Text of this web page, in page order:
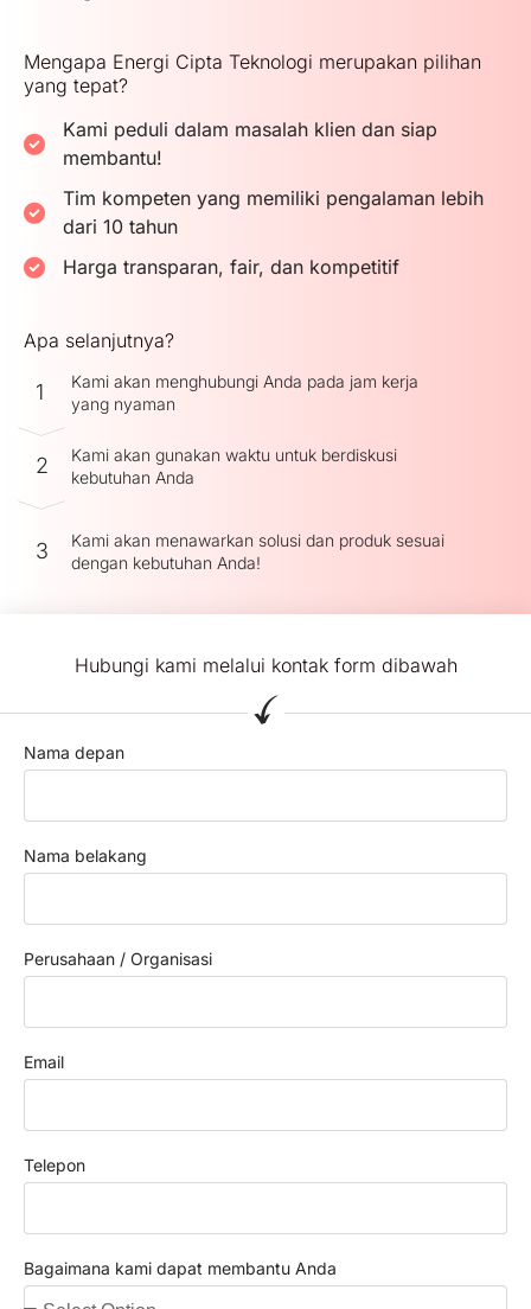
Mengapa Energi Cipta Teknologi merupakan pilihan
yang tepat?
Kami peduli dalam masalah klien dan siap
membantu!
Tim kompeten yang memiliki pengalaman lebih
dari 10 tahun
Harga transparan, fair, dan kompetitif
Apa selanjutnya?
1
Kami akan menghubungi Anda pada jam kerja
yang nyaman
2
Kami akan gunakan waktu untuk berdiskusi
kebutuhan Anda
3
Kami akan menawarkan solusi dan produk sesuai
dengan kebutuhan Anda!
Hubungi kami melalui kontak form dibawah
Nama depan
Nama belakang
Perusahaan / Organisasi
Email
Telepon
Bagaimana kami dapat membantu Anda